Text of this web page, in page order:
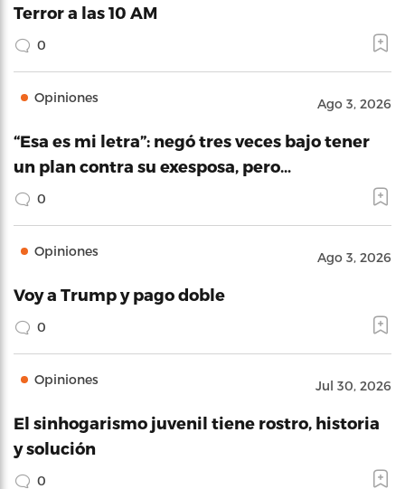
Terror a las 10 AM
0
Opiniones Ago 3, 2026
“Esa es mi letra”: negó tres veces bajo tener
un plan contra su exesposa, pero…
0
Opiniones Ago 3, 2026
Voy a Trump y pago doble
0
Opiniones Jul 30, 2026
El sinhogarismo juvenil tiene rostro, historia
y solución
0